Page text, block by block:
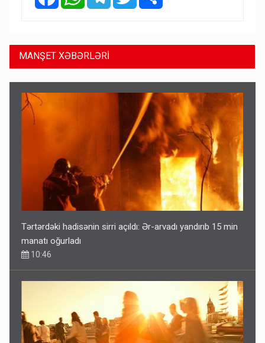
MANŞET XƏBƏRLƏRİ
Tərtərdəki hadisənin sirri açıldı: Ər-arvadı yandırıb 15 min
manatı oğurladı
10:46